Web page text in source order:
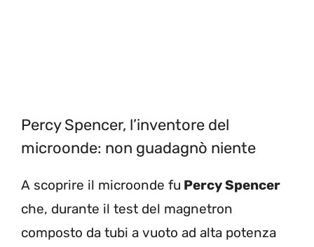
Percy Spencer, l’inventore del
microonde: non guadagnò niente
A scoprire il microonde fu Percy Spencer
che, durante il test del magnetron
composto da tubi a vuoto ad alta potenza